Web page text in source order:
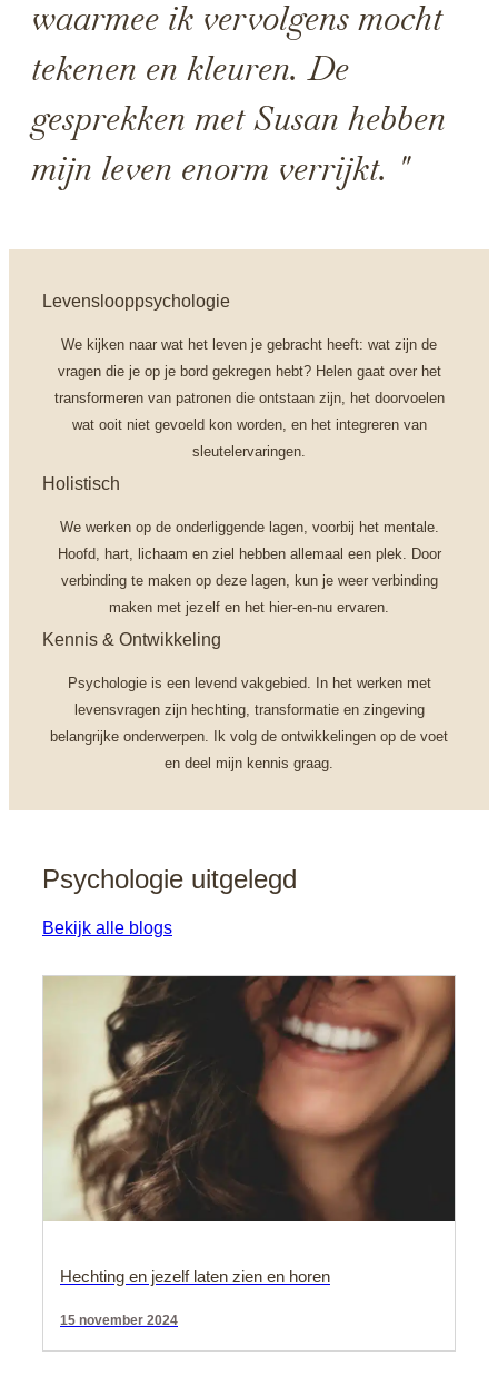
waarmee ik vervolgens mocht
tekenen en kleuren. De
gesprekken met Susan hebben
mijn leven enorm verrijkt. "
Levenslooppsychologie
We kijken naar wat het leven je gebracht heeft: wat zijn de
vragen die je op je bord gekregen hebt? Helen gaat over het
transformeren van patronen die ontstaan zijn, het doorvoelen
wat ooit niet gevoeld kon worden, en het integreren van
sleutelervaringen.
Holistisch
We werken op de onderliggende lagen, voorbij het mentale.
Hoofd, hart, lichaam en ziel hebben allemaal een plek. Door
verbinding te maken op deze lagen, kun je weer verbinding
maken met jezelf en het hier-en-nu ervaren.
Kennis & Ontwikkeling
Psychologie is een levend vakgebied. In het werken met
levensvragen zijn hechting, transformatie en zingeving
belangrijke onderwerpen. Ik volg de ontwikkelingen op de voet
en deel mijn kennis graag.
Psychologie uitgelegd
Bekijk alle blogs
Hechting en jezelf laten zien en horen
15 november 2024